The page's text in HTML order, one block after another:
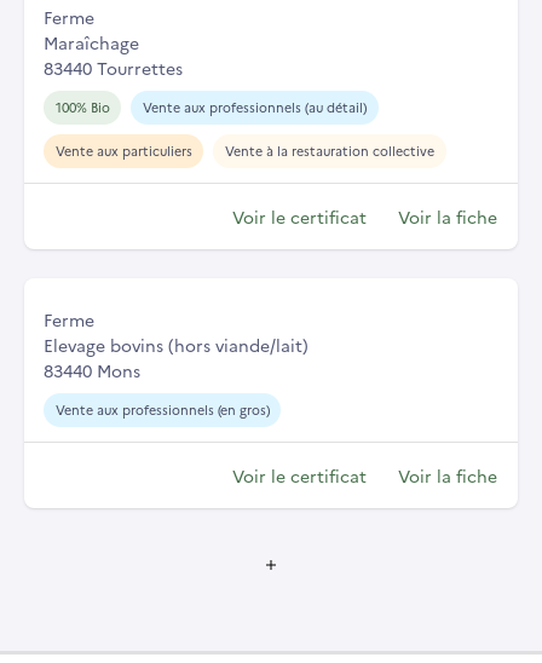
Ferme
Maraîchage
83440 Tourrettes
100% Bio Vente aux professionnels (au détail)
Vente aux particuliers Vente à la restauration collective
Voir le certificat Voir la fiche
Ferme
Elevage bovins (hors viande/lait)
83440 Mons
Vente aux professionnels (en gros)
Voir le certificat Voir la fiche